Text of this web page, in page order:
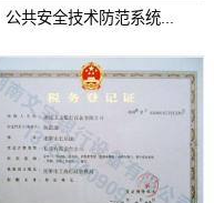
公共安全技术防范系统...